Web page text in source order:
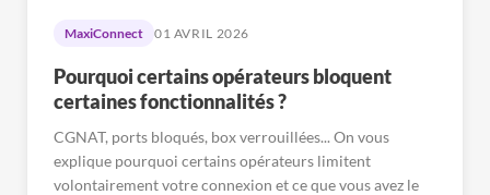
MaxiConnect 01 AVRIL 2026
Pourquoi certains opérateurs bloquent
certaines fonctionnalités ?
CGNAT, ports bloqués, box verrouillées... On vous
explique pourquoi certains opérateurs limitent
volontairement votre connexion et ce que vous avez le